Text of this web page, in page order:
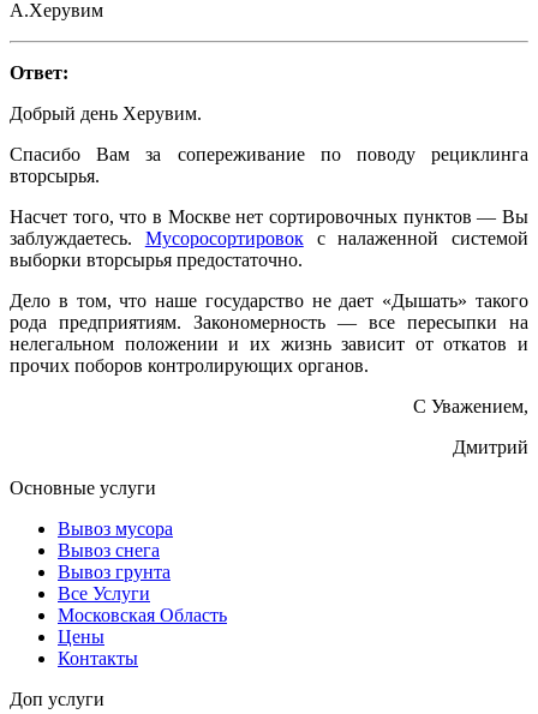
А.Херувим
Ответ:
Добрый день Херувим.
Спасибо Вам за сопереживание по поводу рециклинга
вторсырья.
Насчет того, что в Москве нет сортировочных пунктов — Вы
заблуждаетесь. Мусоросортировокс налаженной системой
выборки вторсырья предостаточно.
Дело в том, что наше государство не дает «Дышать» такого
рода предприятиям. Закономерность — все пересыпки на
нелегальном положении и их жизнь зависит от откатов и
прочих поборов контролирующих органов.
С Уважением,
Дмитрий
Основные услуги
Вывоз мусора
Вывоз снега
Вывоз грунта
Все Услуги
Московская Область
Цены
Контакты
Доп услуги